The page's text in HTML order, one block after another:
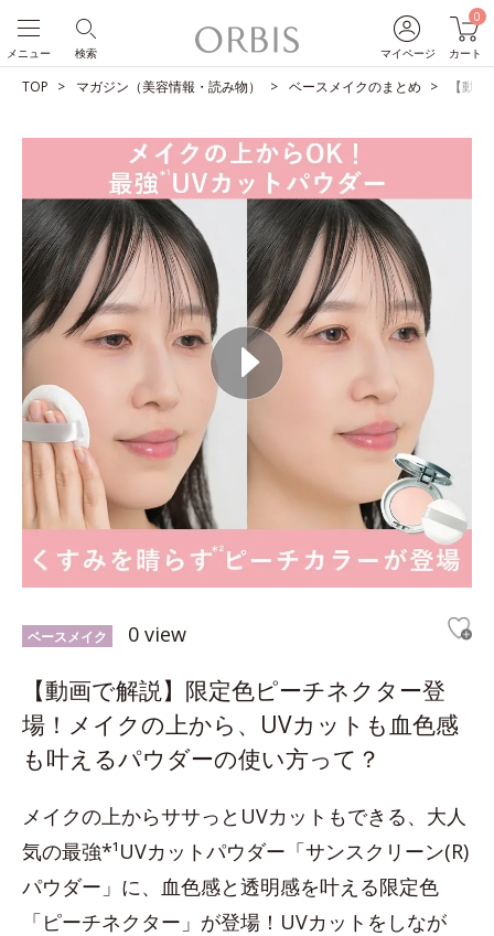
マイページ
0
カート
検索
メニュー
TOP マガジン（美容情報・読み物） ベースメイクのまとめ 【動
ベースメイク 0 view
【動画で解説】限定色ピーチネクター登
場！メイクの上から、UVカットも血色感
も叶えるパウダーの使い方って？
メイクの上からササっとUVカットもできる、大人
気の最強*¹UVカットパウダー「サンスクリーン(R)
パウダー」に、血色感と透明感を叶える限定色
「ピーチネクター」が登場！UVカットをしなが